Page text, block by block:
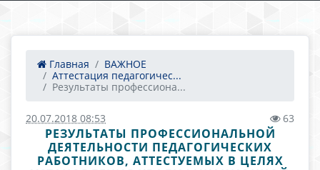
Главная
ВАЖНОЕ
Аттестация педагогичес...
Результаты профессиона...
20.07.2018 08:53 63
РЕЗУЛЬТАТЫ ПРОФЕССИОНАЛЬНОЙ
ДЕЯТЕЛЬНОСТИ ПЕДАГОГИЧЕСКИХ
РАБОТНИКОВ, АТТЕСТУЕМЫХ В ЦЕЛЯХ